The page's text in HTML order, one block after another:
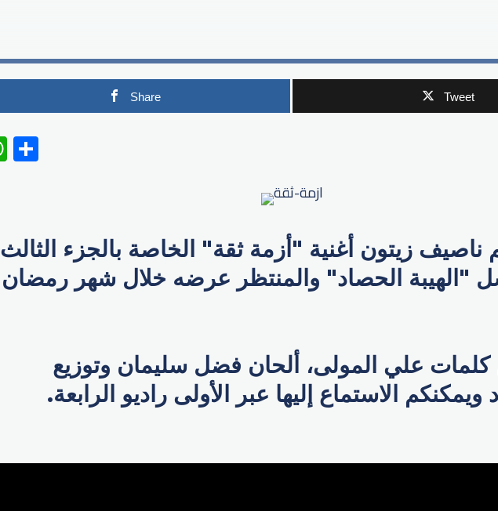
Share Tweet
WhatsApp
زيتون أغنية "أزمة ثقة" الخاصة بالجزء الثالث
الحصاد" والمنتظر عرضه خلال شهر رمضان
كلمات علي المولى، ألحان فضل سليمان وتوزيع
الاستماع إليها عبر الأولى راديو الرابعة.